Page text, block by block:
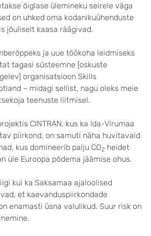
õiglase ülemineku seirele väga
on uhked oma kodanikuühenduste
jõuliselt kaasa räägivad.
ja uue töökoha leidmiseks
tagasi süsteemne [oskuste
organisatsioon Skills
– midagi sellist, nagu oleks meie
teenuste liitmisel.
CINTRAN, kus ka Ida-Virumaa
piirkond, on samuti näha huvitavaid
kus domineerib palju CO2 heidet
üle Euroopa põdema jäämise ohus.
kui ka Saksamaa ajaloolised
et kaevanduspiirkondade
enamasti üsna valulikud. Suur risk on